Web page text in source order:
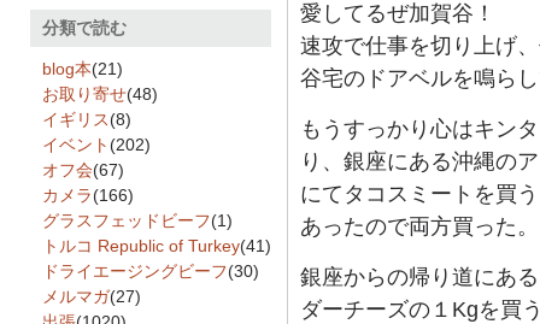
愛してるぜ加賀谷！
速攻で仕事を切り上げ
谷宅のドアベルを鳴ら
もうすっかり心はキン
り、銀座にある沖縄の
にてタコスミートを買
あったので両方買った
銀座からの帰り道にあ
ダーチーズの１Kgを買
分類で読む
blog本(21)
お取り寄せ(48)
イギリス(8)
イベント (202)
オフ会(67)
カメラ(166)
グラスフェッドビーフ(1)
トルコ Republic of Turkey(41)
ドライエージングビーフ(30)
メルマガ(27)